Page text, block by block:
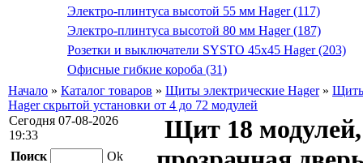
Электро-плинтуса высотой 55 мм Hager (117)
Электро-плинтуса высотой 80 мм Hager (187)
Розетки и выключатели SYSTO 45х45 Hager (203)
Офисные гибкие короба (31)
Начало » Каталог товаров » Щиты электрические Hager» Щиты
Hager скрытой установки от 4 до 72 модулей
Сегодня 07-08-2026
19:33
Поиск
Ok
Щит 18